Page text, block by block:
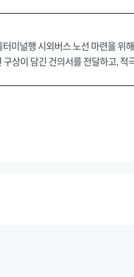
미널행 시외버스 노선 마련을 위
상이 담긴 건의서를 전달하고, 적